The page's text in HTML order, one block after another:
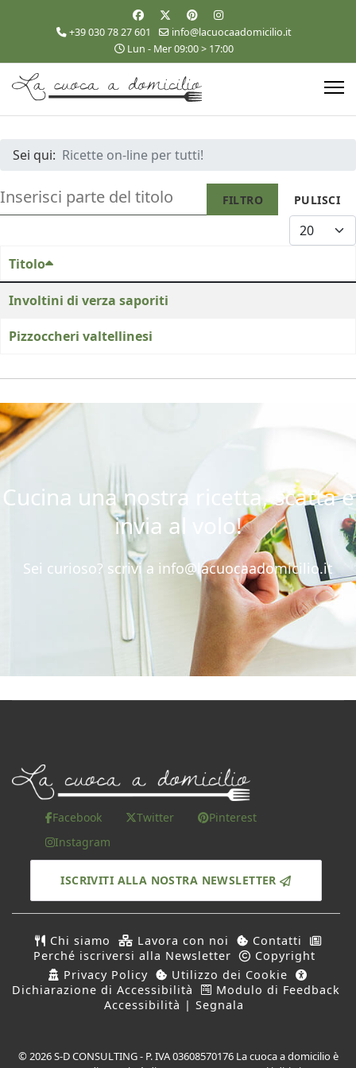
+39 030 78 27 601
info@lacuocaadomicilio.it
Lun - Mer 09:00 > 17:00
Sei qui: Ricette on-line per tutti!
INSERISCI PARTE DEL TITOLO FILTRO PULISCI
Titolo
Involtini di verza saporiti
Pizzoccheri valtellinesi
Cucina una nostra ricetta, scatta e
invia al volo!
Sei curioso? scrivi a info@lacuocaadomicilio.it
Facebook Twitter
Pinterest
Instagram
ISCRIVITI ALLA NOSTRA NEWSLETTER
Chi siamo Lavora con noi
Contatti
Perché iscriversi alla Newsletter
Copyright
Privacy Policy
Utilizzo dei Cookie
Dichiarazione di Accessibilità
Modulo di Feedback
Accessibilità | Segnala
© 2026 S-D CONSULTING - P. IVA 03608570176 La cuoca a domicilio è